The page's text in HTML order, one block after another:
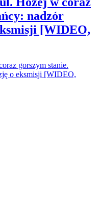
nadzór
[WIDEO,